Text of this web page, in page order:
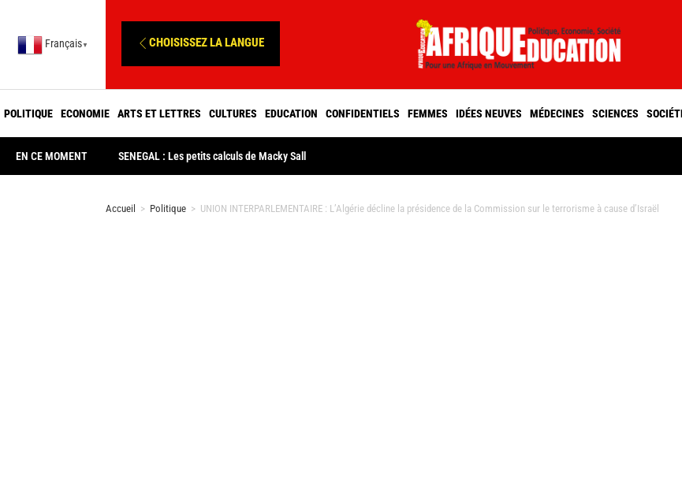
Français ▼ CHOISISSEZ LA LANGUE
POLITIQUE ECONOMIE ARTS ET LETTRES CULTURES EDUCATION CONFIDENTIELS FEMMES IDÉES NEUVES MÉDECINES SCIENCES
EN CE MOMENT SENEGAL : Les petits calculs de Macky Sall
Accueil > Politique > UNION INTERPARLEMENTAIRE : L’Algérie décline la présidence de la Commission sur le terrorisme à cause d’Israël